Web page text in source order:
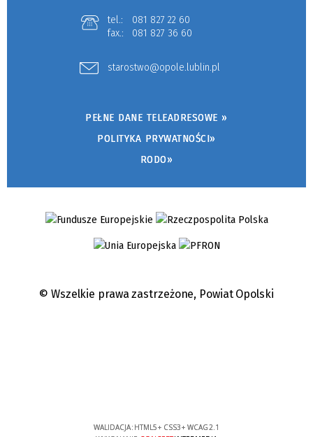
tel.:
081 827 22 60
fax.:
081 827 36 60
starostwo@opole.lublin.pl
PEŁNE DANE TELEADRESOWE »
POLITYKA PRYWATNOŚCI»
RODO»
© Wszelkie prawa zastrzeżone, Powiat Opolski
WALIDACJA: HTML5+ CSS3+ WCAG 2.1